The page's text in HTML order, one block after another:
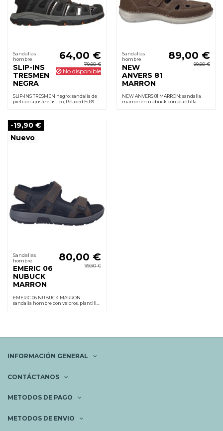
Sandalias
hombre
SLIP-INS
TRESMEN
NEGRA
64,00 €
79,90 €
No disponible
SLIP-INS TRESMEN negro: sandalia de
piel con ajuste elástico, Relaxed Fit®
Sandalias
hombre
NEW
ANVERS 81
MARRON
89,00 €
99,90 €
NEW ANVERS 81 MARRON: sandalia
marrón en nubuck con plantilla
-19,90 €
Nuevo
Sandalias
hombre
EMERIC 06
NUBUCK
MARRON
80,00 €
99,90 €
EMERIC 06 NUBUCK MARRON:
sandalia hombre con velcros, plantilla
INFORMACIÓN GENERAL
CONTÁCTANOS
METODOS DE PAGO
METODOS DE ENVIO